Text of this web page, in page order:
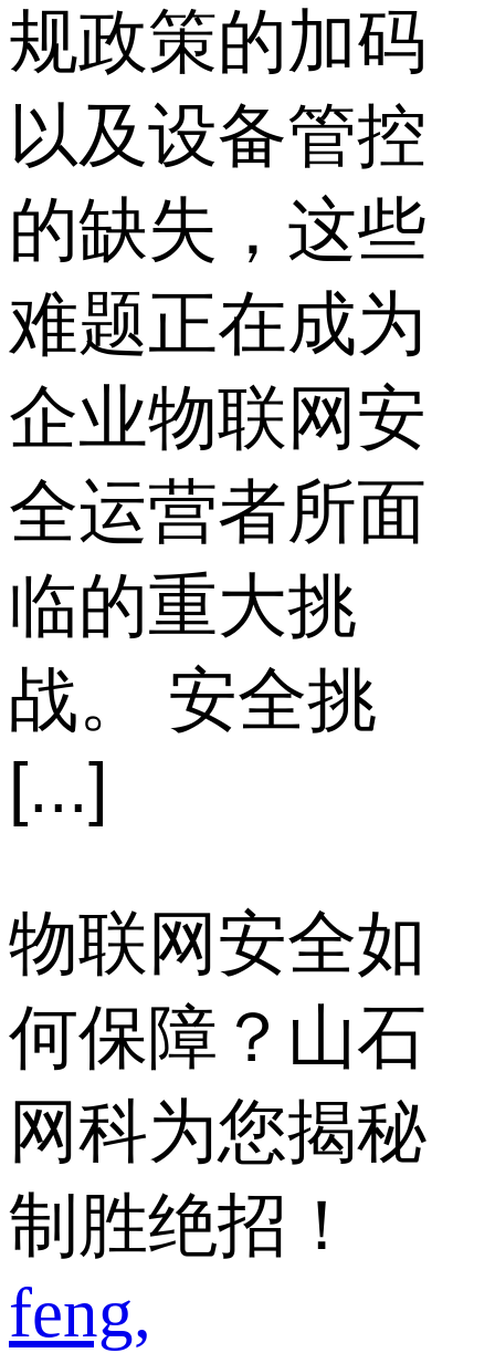
规政策的加码
以及设备管控
的缺失，这些
难题正在成为
企业物联网安
全运营者所面
临的重大挑
战。 安全挑
[...]
物联网安全如
何保障？山石
网科为您揭秘
制胜绝招！
feng,